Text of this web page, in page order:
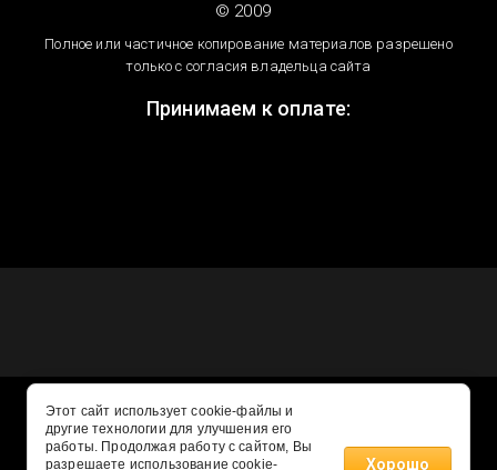
© 2009
Полное или частичное копирование материалов разрешено
только с согласия владельца сайта
Принимаем к оплате:
Этот сайт использует cookie-файлы и
другие технологии для улучшения его
работы. Продолжая работу с сайтом, Вы
разрешаете использование cookie-
Хорошо